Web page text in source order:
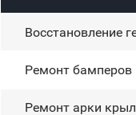
Восстановление
Ремонт бамперов
Ремонт арки